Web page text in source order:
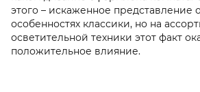
этого – искаженное представление
особенностях классики, но на
осветительной техники этот факт
положительное влияние.